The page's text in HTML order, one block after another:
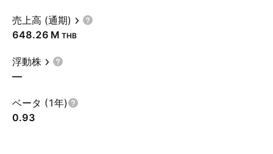
売上高 (通期)
‪648.26 M‬ THB
浮動株
—
ベータ (1年)
0.93